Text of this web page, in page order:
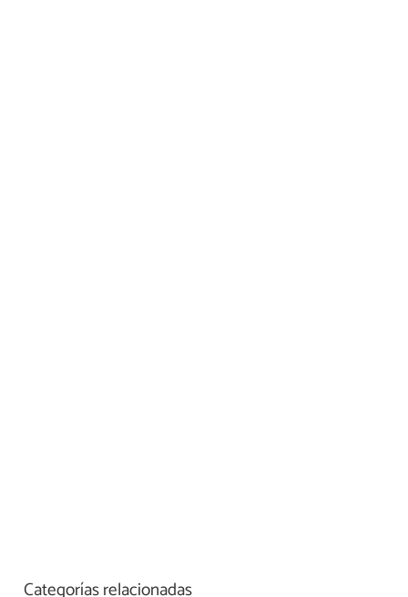
Categorías relacionadas